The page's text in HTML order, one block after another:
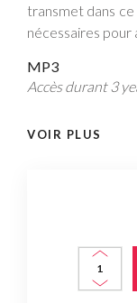
transmet dans
nécessaires pour
MP3
Accès durant 3
VOIR PLUS